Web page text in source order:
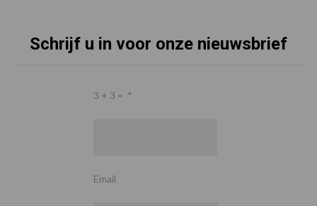
Schrijf u in voor onze nieuwsbrief
3 + 3 = *
Email